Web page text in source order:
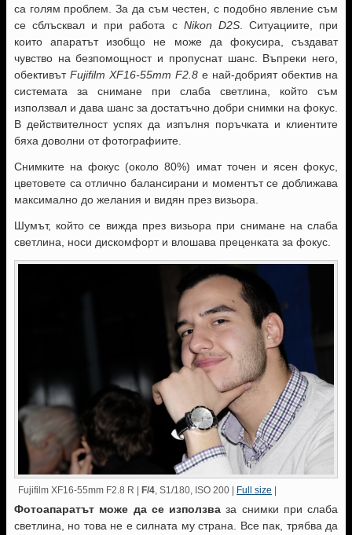
са голям проблем. За да съм честен, с подобно явление съм
се сблъсквал и при работа с Nikon D2S. Ситуациите, при
които апаратът изобщо не може да фокусира, създават
чувство на безпомощност и пропуснат шанс. Въпреки него,
обективът Fujifilm XF16-55mm F2.8 е най-добрият обектив на
системата за снимане при слаба светлина, който съм
използвал и дава шанс за достатъчно добри снимки на фокус.
В действителност успях да изпълня поръчката и клиентите
бяха доволни от фотографиите.
Снимките на фокус (около 80%) имат точен и ясен фокус,
цветовете са отлично балансирани и моментът се доближава
максимално до желания и видян през визьора.
Шумът, който се вижда през визьора при снимане на слаба
светлина, носи дискомфорт и влошава преценката за фокус.
Fujifilm XF16-55mm F2.8 R | F/4, S1/180, ISO 200 | Full size |
Фотоапаратът може да се използва за снимки при слаба
светлина, но това не е силната му страна. Все пак, трябва да